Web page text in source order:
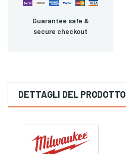
Guarantee safe &
secure checkout
DETTAGLI DEL PRODOTTO